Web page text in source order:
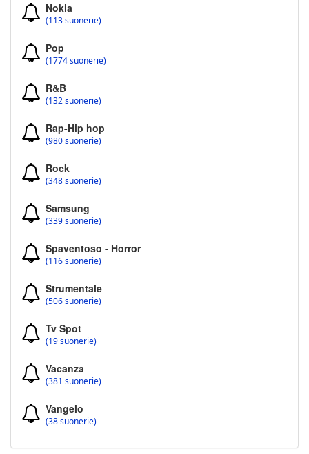
Nokia
(113 suonerie)
Pop
(1774 suonerie)
R&B
(132 suonerie)
Rap-Hip hop
(980 suonerie)
Rock
(348 suonerie)
Samsung
(339 suonerie)
Spaventoso - Horror
(116 suonerie)
Strumentale
(506 suonerie)
Tv Spot
(19 suonerie)
Vacanza
(381 suonerie)
Vangelo
(38 suonerie)